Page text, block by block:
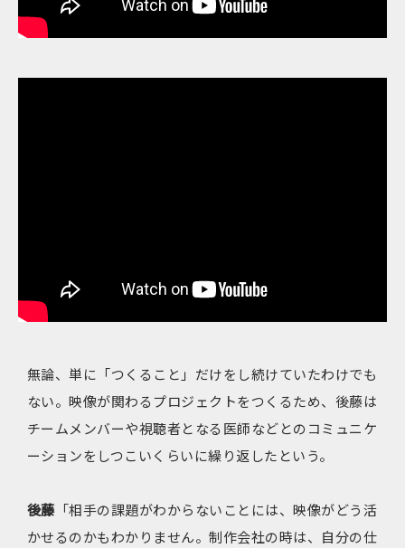
無論、単に「つくること」だけをし続けていたわけでも
ない。映像が関わるプロジェクトをつくるため、後藤は
チームメンバーや視聴者となる医師などとのコミュニケ
ーションをしつこいくらいに繰り返したという。
後藤「相手の課題がわからないことには、映像がどう活
かせるのかもわかりません。制作会社の時は、自分の仕